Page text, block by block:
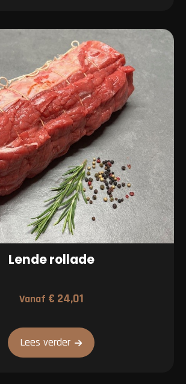
Lende rollade
Vanaf € 24,01
Lees verder